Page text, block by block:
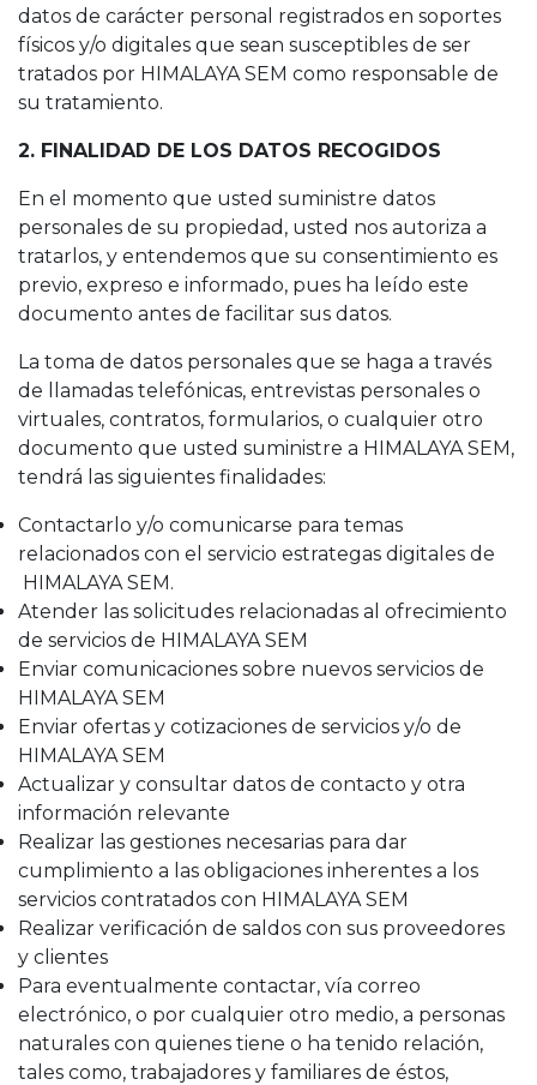
datos de carácter personal registrados en soportes
físicos y/o digitales que sean susceptibles de ser
tratados por HIMALAYA SEM como responsable de
su tratamiento.
2. FINALIDAD DE LOS DATOS RECOGIDOS
En el momento que usted suministre datos
personales de su propiedad, usted nos autoriza a
tratarlos, y entendemos que su consentimiento es
previo, expreso e informado, pues ha leído este
documento antes de facilitar sus datos.
La toma de datos personales que se haga a través
de llamadas telefónicas, entrevistas personales o
virtuales, contratos, formularios, o cualquier otro
documento que usted suministre a HIMALAYA SEM,
tendrá las siguientes finalidades:
Contactarlo y/o comunicarse para temas
relacionados con el servicio estrategas digitales de
HIMALAYA SEM.
Atender las solicitudes relacionadas al ofrecimiento
de servicios de HIMALAYA SEM
Enviar comunicaciones sobre nuevos servicios de
HIMALAYA SEM
Enviar ofertas y cotizaciones de servicios y/o de
HIMALAYA SEM
Actualizar y consultar datos de contacto y otra
información relevante
Realizar las gestiones necesarias para dar
cumplimiento a las obligaciones inherentes a los
servicios contratados con HIMALAYA SEM
Realizar verificación de saldos con sus proveedores
y clientes
Para eventualmente contactar, vía correo
electrónico, o por cualquier otro medio, a personas
naturales con quienes tiene o ha tenido relación,
tales como, trabajadores y familiares de éstos,